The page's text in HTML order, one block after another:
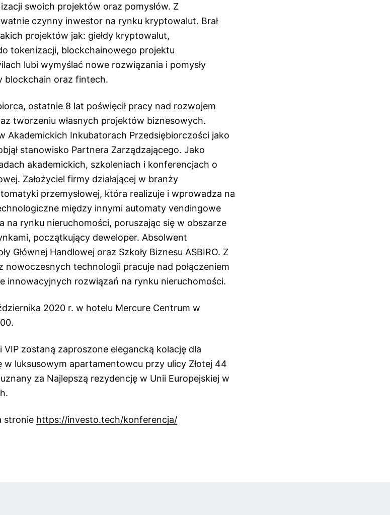
swoich projektów oraz pomysłów. Z
czynny inwestor na rynku kryptowalut. Brał
projektów jak: giełdy kryptowalut,
tokenizacji, blockchainowego projektu
lubi wymyślać nowe rozwiązania i pomysły
blockchain oraz fintech.
ostatnie 8 lat poświęcił pracy nad rozwojem
tworzeniu własnych projektów biznesowych.
Akademickich Inkubatorach Przedsiębiorczości jako
stanowisko Partnera Zarządzającego. Jako
akademickich, szkoleniach i konferencjach o
Założyciel firmy działającej w branży
przemysłowej, która realizuje i wprowadza na
między innymi automaty vendingowe
na rynku nieruchomości, poruszając się w obszarze
początkujący deweloper. Absolwent
Głównej Handlowej oraz Szkoły Biznesu ASBIRO. Z
nowoczesnych technologii pracuje nad połączeniem
innowacyjnych rozwiązań na rynku nieruchomości.
2020 r. w hotelu Mercure Centrum w
zostaną zaproszone elegancką kolację dla
luksusowym apartamentowcu przy ulicy Złotej 44
za Najlepszą rezydencję w Unii Europejskiej w
stronie https://investo.tech/konferencja/